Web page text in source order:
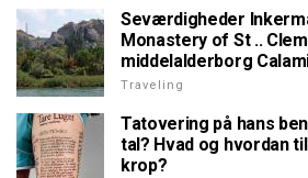
Seværdigheder
Monastery of St ..
middelalderborg
Traveling
Tatovering på hans
tal? Hvad og hvordan
krop?